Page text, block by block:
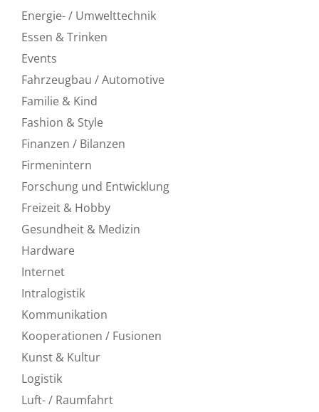
Energie- / Umwelttechnik
Essen & Trinken
Events
Fahrzeugbau / Automotive
Familie & Kind
Fashion & Style
Finanzen / Bilanzen
Firmenintern
Forschung und Entwicklung
Freizeit & Hobby
Gesundheit & Medizin
Hardware
Internet
Intralogistik
Kommunikation
Kooperationen / Fusionen
Kunst & Kultur
Logistik
Luft- / Raumfahrt